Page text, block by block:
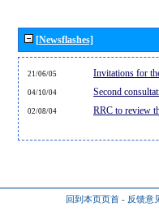
[Newsflashes]
21/06/05 Invitations for
04/10/04 Second
02/08/04 RRC to review
回到本页页首 - 反馈意